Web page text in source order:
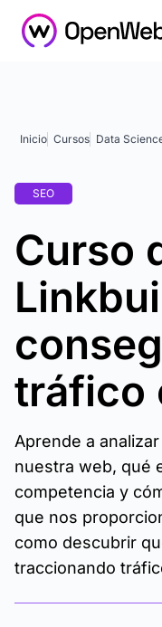
Inicio Cursos Data
SEO
Curso
tráfico
Aprende a
nuestra web, qué
competencia y
que nos
como descubrir
traccionando